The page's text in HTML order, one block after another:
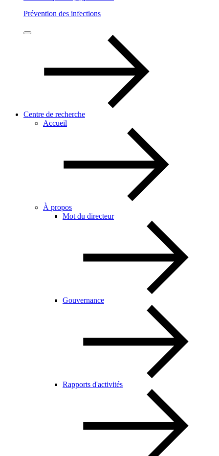
Prévention des infections
Centre de recherche
Accueil
À propos
Mot du directeur
Gouvernance
Rapports d'activités